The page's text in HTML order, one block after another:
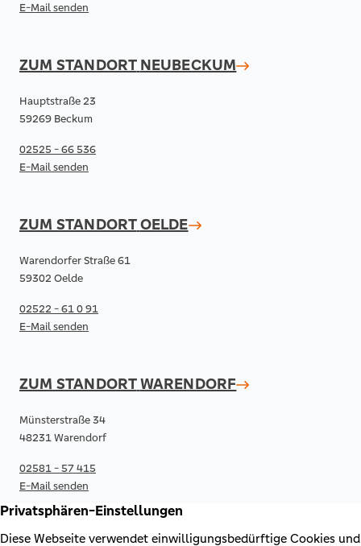
E-Mail senden
ZUM STANDORT NEUBECKUM
Hauptstraße 23
59269 Beckum
02525 - 66 536
E-Mail senden
ZUM STANDORTOELDE
Warendorfer Straße 61
59302 Oelde
02522 - 61 0 91
E-Mail senden
ZUM STANDORTWARENDORF
Münsterstraße 34
48231 Warendorf
02581 - 57 415
E-Mail senden